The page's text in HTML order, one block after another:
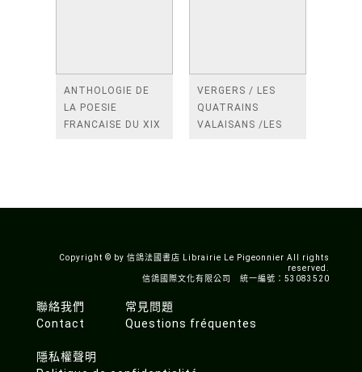
ANTHOLOGIE DE
LA POESIE
FRANCAISE DU XIX
VERGERS / LES
QUATRAINS
VALAISANS /LES
Copyright © by 信鴿法國書店 Librairie Le Pigeonnier All rights
reserved.
信鴿國際文化有限公司 統一編號：53083520
聯絡我們
Contact
常見問題
Questions fréquentes
隱私權聲明